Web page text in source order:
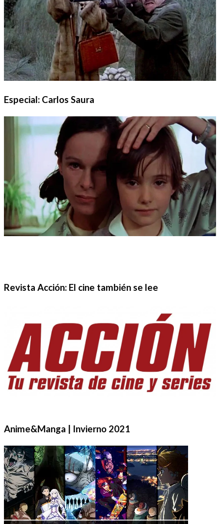
Especial: Carlos Saura
Revista Acción: El cine también se lee
Anime&Manga | Invierno 2021